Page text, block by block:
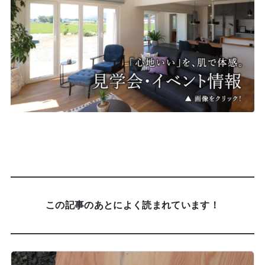
この記事のあとによく読まれています！